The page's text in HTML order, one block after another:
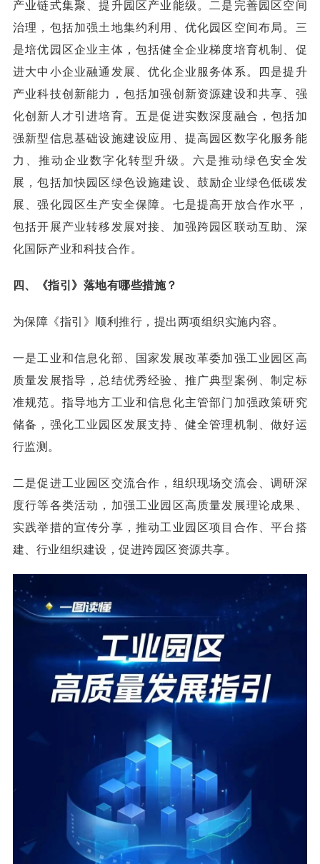
产业链式集聚、提升园区产业能级。二是完善园区空间
治理，包括加强土地集约利用、优化园区空间布局。三
是培优园区企业主体，包括健全企业梯度培育机制、促
进大中小企业融通发展、优化企业服务体系。四是提升
产业科技创新能力，包括加强创新资源建设和共享、强
化创新人才引进培育。五是促进实数深度融合，包括加
强新型信息基础设施建设应用、提高园区数字化服务能
力、推动企业数字化转型升级。六是推动绿色安全发
展，包括加快园区绿色设施建设、鼓励企业绿色低碳发
展、强化园区生产安全保障。七是提高开放合作水平，
包括开展产业转移发展对接、加强跨园区联动互助、深
化国际产业和科技合作。
四、《指引》落地有哪些措施？
为保障《指引》顺利推行，提出两项组织实施内容。
一是工业和信息化部、国家发展改革委加强工业园区高
质量发展指导，总结优秀经验、推广典型案例、制定标
准规范。指导地方工业和信息化主管部门加强政策研究
储备，强化工业园区发展支持、健全管理机制、做好运
行监测。
二是促进工业园区交流合作，组织现场交流会、调研深
度行等各类活动，加强工业园区高质量发展理论成果、
实践举措的宣传分享，推动工业园区项目合作、平台搭
建、行业组织建设，促进跨园区资源共享。